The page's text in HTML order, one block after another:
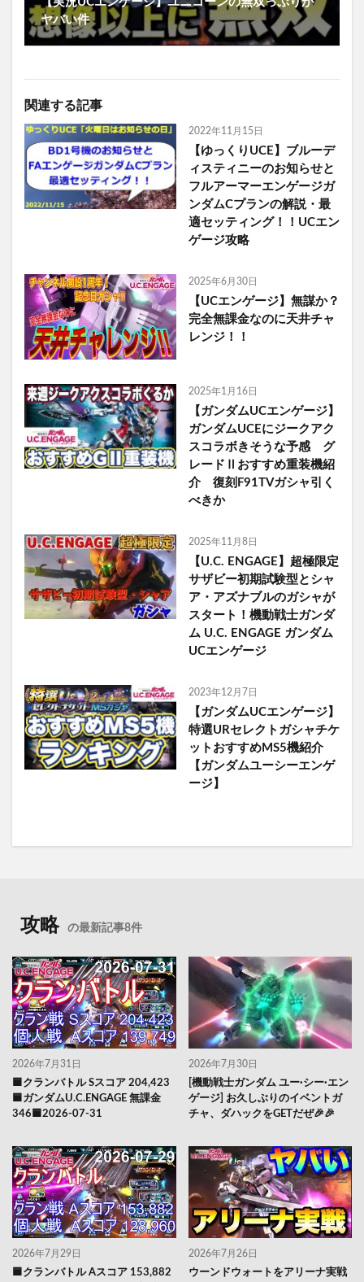
ヤバい件
関連する記事
2022年11月15日
【ゆっくりUCE】ブルーデ
ィスティニーのお知らせと
フルアーマーエンゲージガ
ンダムCプランの解説・最
適セッティング！！UCエン
ゲージ攻略
2025年6月30日
【UCエンゲージ】無謀か？
完全無課金なのに天井チャ
レンジ！！
2025年1月16日
【ガンダムUCエンゲージ】
ガンダムUCEにジークアク
スコラボきそうな予感 グ
レードⅡおすすめ重装機紹
介 復刻F91TVガシャ引く
べきか
2025年11月8日
【U.C. ENGAGE】超極限定
サザビー初期試験型とシャ
ア・アズナブルのガシャが
スタート！機動戦士ガンダ
ム U.C. ENGAGE ガンダム
UCエンゲージ
2023年12月7日
【ガンダムUCエンゲージ】
特選URセレクトガシャチケ
ットおすすめMS5機紹介
【ガンダムユーシーエンゲ
ージ】
攻略 の最新記事8件
2026年7月31日
🟦クランバトル Sスコア 204,423
🟦ガンダムU.C.ENGAGE 無課金
346🟦2026-07-31
2026年7月30日
[機動戦士ガンダム ユー·シー·エン
ゲージ] お久しぶりのイベントガ
チャ、ダハックをGETだぜ🎉🎉
2026年7月29日
🟦クランバトル Aスコア 153,882
2026年7月26日
ウーンドウォートをアリーナ実戦